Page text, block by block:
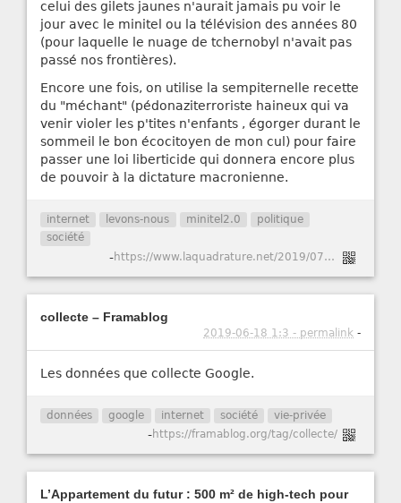
celui des gilets jaunes n'aurait jamais pu voir le
jour avec le minitel ou la télévision des années 80
(pour laquelle le nuage de tchernobyl n'avait pas
passé nos frontières).
Encore une fois, on utilise la sempiternelle recette
du "méchant" (pédonaziterroriste haineux qui va
venir violer les p'tites n'enfants , égorger durant le
sommeil le bon écocitoyen de mon cul) pour faire
passer une loi liberticide qui donnera encore plus
de pouvoir à la dictature macronienne.
internet levons-nous minitel2.0
politique
société
- https://www.laquadrature.net/2019/07/01/la-loi-haine-va-transformer-internet-en-tv/
collecte – Framablog
2019-06-18 1:3 - permalink -
Les données que collecte Google.
données google internet société vie-privée
-https://framablog.org/tag/collecte/
L’Appartement du futur : 500 m² de high-tech pour